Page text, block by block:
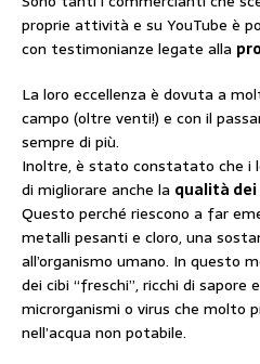
proprie attività e su YouTube è
con testimonianze legate alla
La loro eccellenza è dovuta a
campo (oltre venti!) e con il
sempre di più.
Inoltre, è stato constatato che i
di migliorare anche la qualità dei
Questo perché riescono a far
metalli pesanti e cloro, una
all’organismo umano. In questo
dei cibi “freschi”, ricchi di sapore
microrganismi o virus che molto
nell’acqua non potabile.